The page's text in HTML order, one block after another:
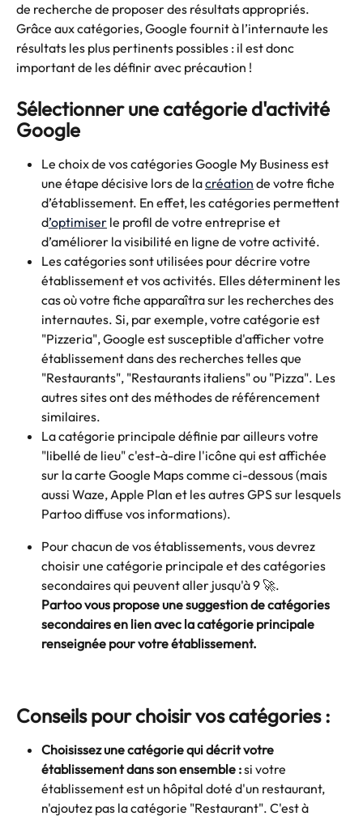
de recherche de proposer des résultats appropriés.
Grâce aux catégories, Google fournit à l’internaute les
résultats les plus pertinents possibles : il est donc
important de les définir avec précaution !
Sélectionner une catégorie d'activité
Google
Le choix de vos catégories Google My Business est
une étape décisive lors de la création de votre fiche
d’établissement. En effet, les catégories permettent
d’optimiser le profil de votre entreprise et
d’améliorer la visibilité en ligne de votre activité.
Les catégories sont utilisées pour décrire votre
établissement et vos activités. Elles déterminent les
cas où votre fiche apparaîtra sur les recherches des
internautes. Si, par exemple, votre catégorie est
"Pizzeria", Google est susceptible d'afficher votre
établissement dans des recherches telles que
"Restaurants", "Restaurants italiens" ou "Pizza". Les
autres sites ont des méthodes de référencement
similaires.
La catégorie principale définie par ailleurs votre
"libellé de lieu" c'est-à-dire l'icône qui est affichée
sur la carte Google Maps comme ci-dessous (mais
aussi Waze, Apple Plan et les autres GPS sur lesquels
Partoo diffuse vos informations).
Pour chacun de vos établissements, vous devrez
choisir une catégorie principale et des catégories
secondaires qui peuvent aller jusqu'à 9 🚀.
Partoo vous propose une suggestion de catégories
secondaires en lien avec la catégorie principale
renseignée pour votre établissement.
Conseils pour choisir vos catégories :
Choisissez une catégorie qui décrit votre
établissement dans son ensemble : si votre
établissement est un hôpital doté d'un restaurant,
n'ajoutez pas la catégorie "Restaurant". C'est à